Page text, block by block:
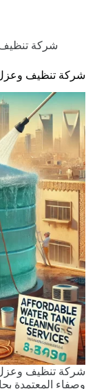
شركة تنظيف
شركة تنظيف وعزل
شركة تنظيف وعزل
وصفاء المعتمدة